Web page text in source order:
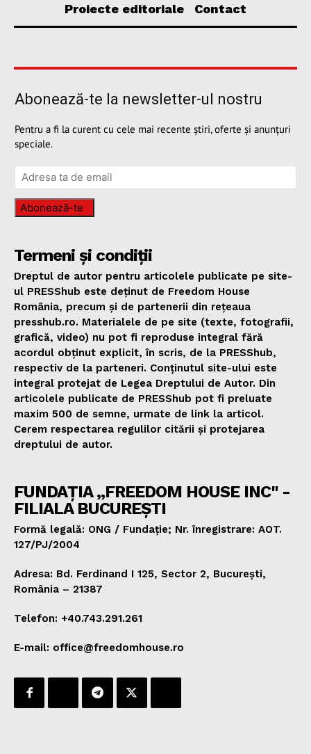
Proiecte editoriale
Contact
Abonează-te la newsletter-ul nostru
Pentru a fi la curent cu cele mai recente știri, oferte și anunțuri
speciale.
Abonează-te
Termeni și condiții
Dreptul de autor pentru articolele publicate pe site-
ul PRESShub este deținut de Freedom House
România, precum și de partenerii din rețeaua
presshub.ro. Materialele de pe site (texte, fotografii,
grafică, video) nu pot fi reproduse integral fără
acordul obținut explicit, în scris, de la PRESShub,
respectiv de la parteneri. Conținutul site-ului este
integral protejat de Legea Dreptului de Autor. Din
articolele publicate de PRESShub pot fi preluate
maxim 500 de semne, urmate de link la articol.
Cerem respectarea regulilor citării și protejarea
dreptului de autor.
FUNDAȚIA „FREEDOM HOUSE INC" -
FILIALA BUCUREȘTI
Formă legală: ONG / Fundație; Nr. înregistrare: AOT.
127/PJ/2004
Adresa: Bd. Ferdinand I 125, Sector 2, București,
România – 21387
Telefon: +40.743.291.261
E-mail: office@freedomhouse.ro